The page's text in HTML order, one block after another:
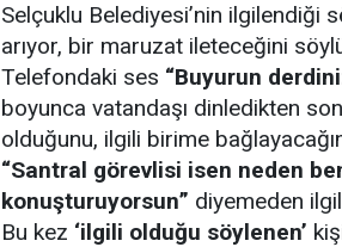
Selçuklu Belediyesi’nin ilgilendiği
arıyor, bir maruzat ileteceğini
Telefondaki ses “Buyurun
boyunca vatandaşı dinledikten
olduğunu, ilgili birime
“Santral görevlisi isen neden
konuşturuyorsun” diyemeden
Bu kez ‘ilgili olduğu söylenen’